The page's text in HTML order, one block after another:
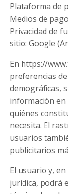
Plataforma de
Medios de
Privacidad de
sitio: Google
En https://
preferencias
demográficas,
información
quiénes
necesita. El
usuarios
publicitarios
El usuario y,
jurídica, podrá